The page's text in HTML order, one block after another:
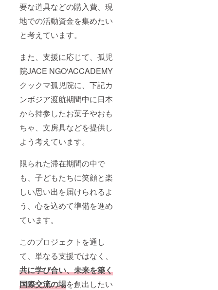
要な道具などの購入費、現
地での活動資金を集めたい
と考えています。
また、支援に応じて、孤児
院JACE NGO'ACCADEMY
クックマ孤児院に、下記カ
ンボジア渡航期間中に日本
から持参したお菓子やおも
ちゃ、文房具などを提供し
よう考えています。
限られた滞在期間の中で
も、子どもたちに笑顔と楽
しい思い出を届けられるよ
う、心を込めて準備を進め
ています。
このプロジェクトを通し
て、単なる支援ではなく、
共に学び合い、未来を築く
国際交流の場を創出したい